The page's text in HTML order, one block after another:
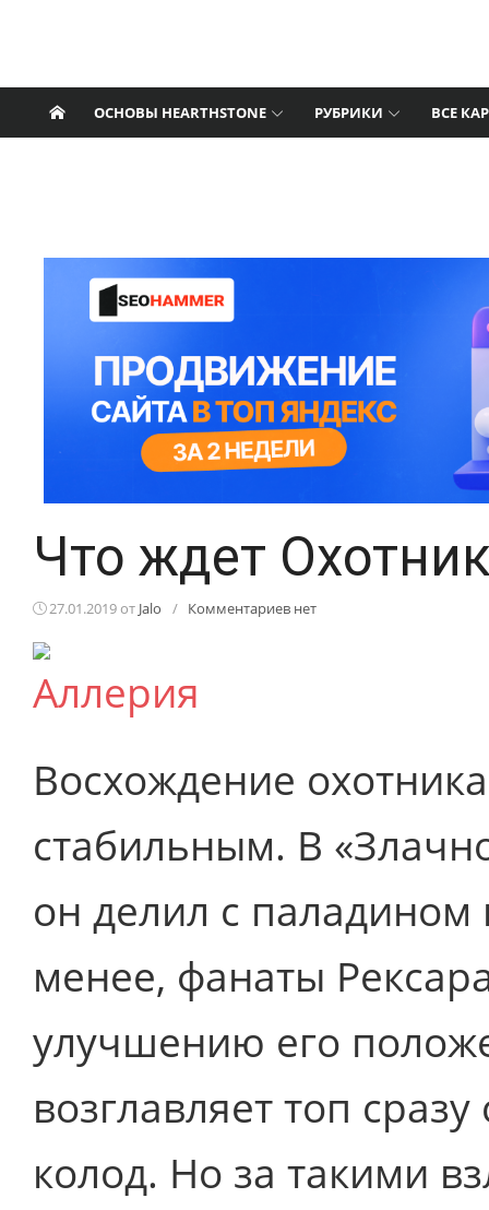
гайды, колоды, видео.
ОСНОВЫ HEARTHSTONE РУБРИКИ ВСЕ
Что ждет
27.01.2019от Jalo / Комментариев нет
Восхождение
стабильным. В
он делил с паладином
менее, фанаты
улучшению его
возглавляет топ
колод. Но за такими